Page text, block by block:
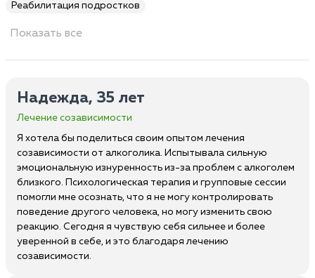
Реабилитация подростков
Показать все
Надежда, 35 лет
Лечение созависимости
Я хотела бы поделиться своим опытом лечения
созависимости от алкоголика. Испытывала сильную
эмоциональную изнуренность из-за проблем с алкоголем
близкого. Психологическая терапия и групповые сессии
помогли мне осознать, что я не могу контролировать
поведение другого человека, но могу изменить свою
реакцию. Сегодня я чувствую себя сильнее и более
уверенной в себе, и это благодаря лечению
созависимости.